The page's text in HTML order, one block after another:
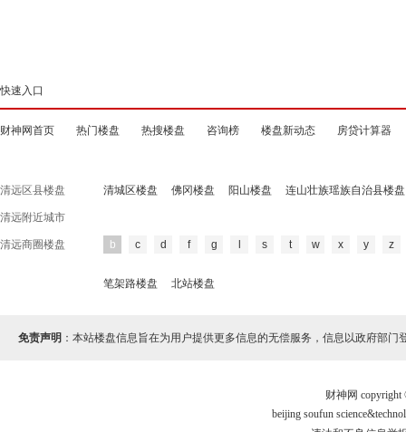
快速入口
财神网首页 热门楼盘 热搜楼盘 咨询榜 楼盘新动态 房贷计算器
清远区县楼盘 清城区楼盘 佛冈楼盘 阳山楼盘 连山壮族瑶族自治县楼盘
清远附近城市
清远商圈楼盘 b c d f g s t w x y z
笔架路楼盘 北站楼盘
免责声明 ：本站楼盘信息旨在为用户提供更多信息的无偿服务，信息以政府部门
财神网
beijing soufun